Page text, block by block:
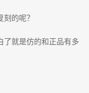
的呢？
了就是仿的和正品有多